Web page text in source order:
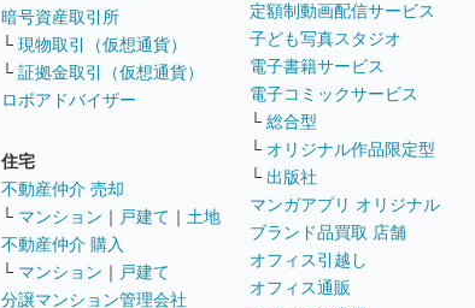
暗号資産取引所
└ 現物取引（仮想通貨）
└ 証拠金取引（仮想通貨）
ロボアドバイザー
住宅
不動産仲介 売却
└ マンション ｜ 戸建て ｜ 土地
不動産仲介 購入
└ マンション ｜ 戸建て
分譲マンション管理会社
定額制動画配信サービス
子ども写真スタジオ
電子書籍サービス
電子コミックサービス
└ 総合型
└ オリジナル作品限定型
└ 出版社
マンガアプリ オリジナル
ブランド品買取 店舗
オフィス引越し
オフィス通販